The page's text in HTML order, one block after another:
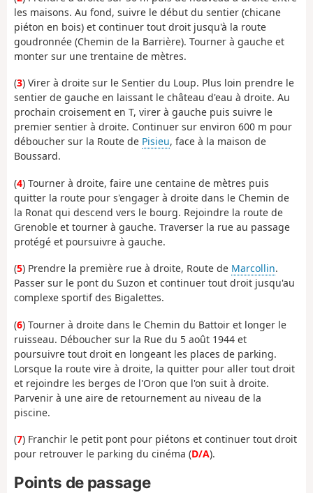
les maisons. Au fond, suivre le début du sentier (chicane
piéton en bois) et continuer tout droit jusqu'à la route
goudronnée (Chemin de la Barrière). Tourner à gauche et
monter sur une trentaine de mètres.
(3) Virer à droite sur le Sentier du Loup. Plus loin prendre le
sentier de gauche en laissant le château d'eau à droite. Au
prochain croisement en T, virer à gauche puis suivre le
premier sentier à droite. Continuer sur environ 600 m pour
déboucher sur la Route de Pisieu, face à la maison de
Boussard.
(4) Tourner à droite, faire une centaine de mètres puis
quitter la route pour s'engager à droite dans le Chemin de
la Ronat qui descend vers le bourg. Rejoindre la route de
Grenoble et tourner à gauche. Traverser la rue au passage
protégé et poursuivre à gauche.
(5) Prendre la première rue à droite, Route de Marcollin.
Passer sur le pont du Suzon et continuer tout droit jusqu'au
complexe sportif des Bigalettes.
(6) Tourner à droite dans le Chemin du Battoir et longer le
ruisseau. Déboucher sur la Rue du 5 août 1944 et
poursuivre tout droit en longeant les places de parking.
Lorsque la route vire à droite, la quitter pour aller tout droit
et rejoindre les berges de l'Oron que l'on suit à droite.
Parvenir à une aire de retournement au niveau de la
piscine.
(7) Franchir le petit pont pour piétons et continuer tout droit
pour retrouver le parking du cinéma (D/A).
Points de passage